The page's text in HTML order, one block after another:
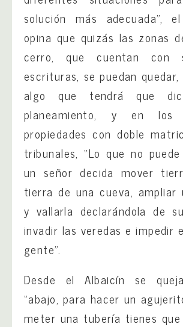
solución más adecuada”,
opina que quizás las zonas
cerro, que cuentan con
escrituras, se puedan
algo que tendrá que
planeamiento, y en los
propiedades con doble
tribunales, “Lo que no
un señor decida mover
tierra de una cueva, ampliar
y vallarla declarándola de
invadir las veredas e impedir
gente”.
Desde el Albaicín se
“abajo, para hacer un
meter una tubería tienes